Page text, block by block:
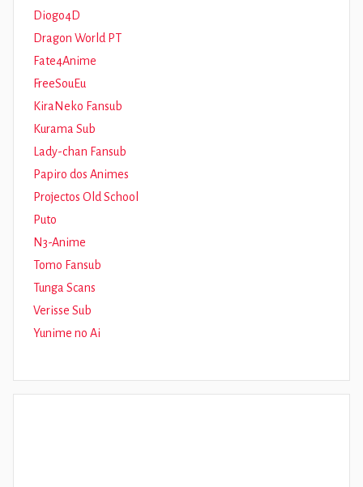
Diogo4D
Dragon World PT
Fate4Anime
FreeSouEu
KiraNeko Fansub
Kurama Sub
Lady-chan Fansub
Papiro dos Animes
Projectos Old School
Puto
N3-Anime
Tomo Fansub
Tunga Scans
Verisse Sub
Yunime no Ai